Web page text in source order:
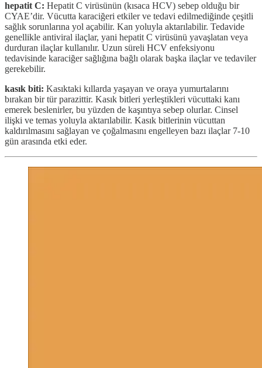
hepatit C: Hepatit C virüsünün (kısaca HCV) sebep olduğu bir
CYAE’dir. Vücutta karaciğeri etkiler ve tedavi edilmediğinde çeşitli
sağlık sorunlarına yol açabilir. Kan yoluyla aktarılabilir. Tedavide
genellikle antiviral ilaçlar, yani hepatit C virüsünü yavaşlatan veya
durduran ilaçlar kullanılır. Uzun süreli HCV enfeksiyonu
tedavisinde karaciğer sağlığına bağlı olarak başka ilaçlar ve tedaviler
gerekebilir.
kasık biti: Kasıktaki kıllarda yaşayan ve oraya yumurtalarını
bırakan bir tür parazittir. Kasık bitleri yerleştikleri vücuttaki kanı
emerek beslenirler, bu yüzden de kaşıntıya sebep olurlar. Cinsel
ilişki ve temas yoluyla aktarılabilir. Kasık bitlerinin vücuttan
kaldırılmasını sağlayan ve çoğalmasını engelleyen bazı ilaçlar 7-10
gün arasında etki eder.